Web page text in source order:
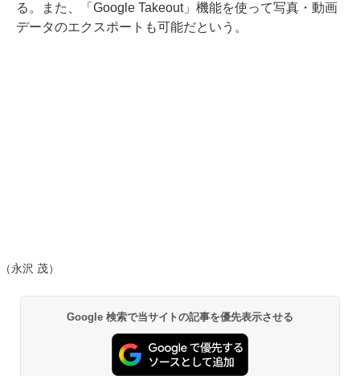
る。また、「Google Takeout」機能を使って写真・動画
データのエクスポートも可能だという。
（永沢 茂）
Google 検索で当サイトの記事を優先表示させる